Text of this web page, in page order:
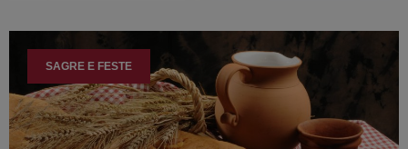
SAGRE E FESTE